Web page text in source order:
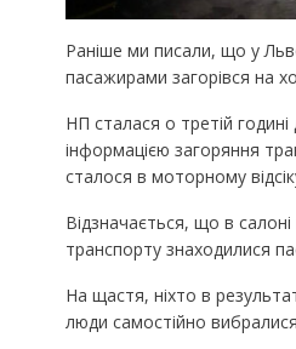
Раніше ми писали, що у
пасажирами загорівся на
НП сталася о третій
інформацією загоряння
сталося в моторному
Відзначається, що в
транспорту знаходилися
На щастя, ніхто в
люди самостійно